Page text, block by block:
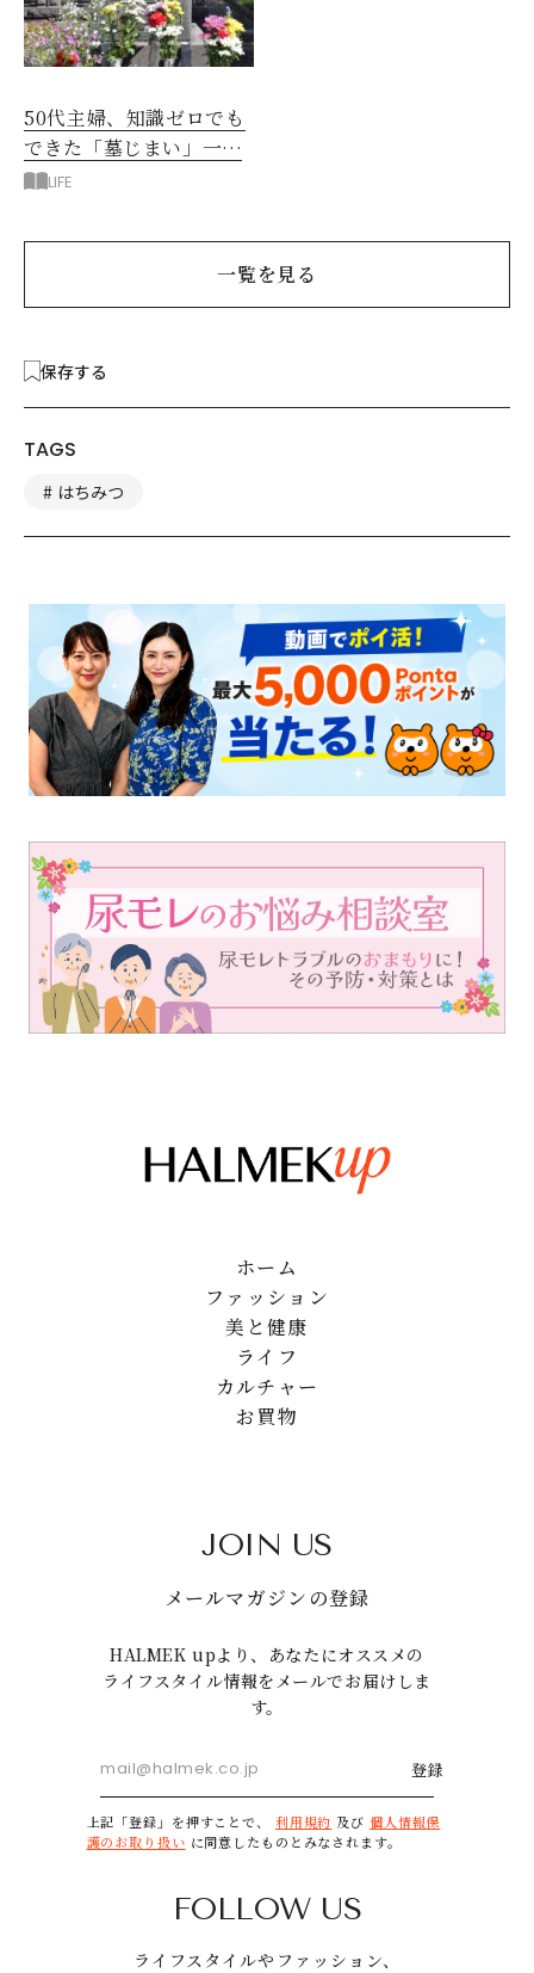
50代主婦、知識ゼロでも
できた「墓じまい」一つ
後悔したのは、ある順
LIFE
一覧を見る
保存する
TAGS
はちみつ
ホーム
ファッション
美と健康
ライフ
カルチャー
お買物
JOIN US
メールマガジンの登録
HALMEK upより、あなたにオススメの
ライフスタイル情報をメールでお届けしま
す。
登録
上記「登録」を押すことで、 利用規約 及び 個人情報保
護のお取り扱い に同意したものとみなされます。
FOLLOW US
ライフスタイルやファッション、